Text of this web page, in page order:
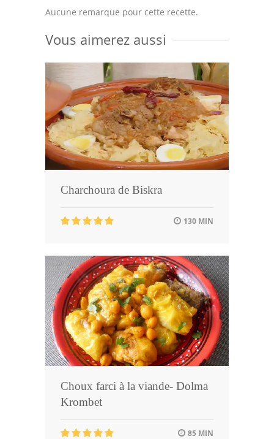
Aucune remarque pour cette recette.
Vous aimerez aussi
Charchoura de Biskra
130 MIN
Choux farci à la viande- Dolma
Krombet
85 MIN